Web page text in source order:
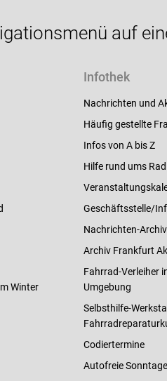
auf
Winter
Infothek
Nachrichten und
Häufig gestellte
Infos von A bis Z
Hilfe rund ums Rad
Geschäftsstelle/
Nachrichten-Archiv
Archiv Frankfurt
Fahrrad-Verleiher
Umgebung
Selbsthilfe-
Codiertermine
Autofreie Sonntage